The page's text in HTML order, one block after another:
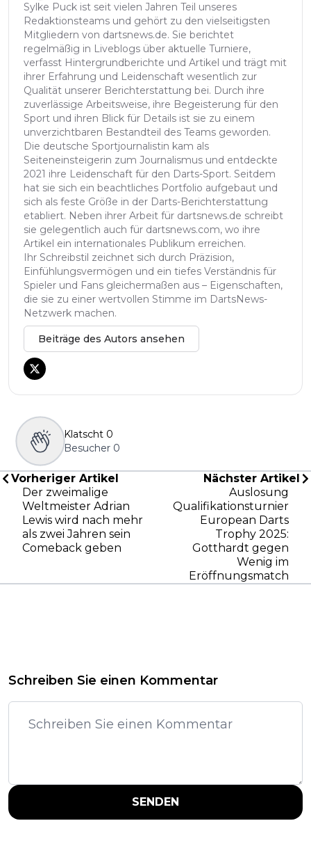
Sylke Puck ist seit vielen Jahren Teil unseres
Redaktionsteams und gehört zu den vielseitigsten
Mitgliedern von dartsnews.de. Sie berichtet
regelmäßig in Liveblogs über aktuelle Turniere,
verfasst Hintergrundberichte und Artikel und trägt mit
ihrer Erfahrung und Leidenschaft wesentlich zur
Qualität unserer Berichterstattung bei. Durch ihre
zuverlässige Arbeitsweise, ihre Begeisterung für den
Sport und ihren Blick für Details ist sie zu einem
unverzichtbaren Bestandteil des Teams geworden.
Die deutsche Sportjournalistin kam als
Seiteneinsteigerin zum Journalismus und entdeckte
2021 ihre Leidenschaft für den Darts-Sport. Seitdem
hat sie sich ein beachtliches Portfolio aufgebaut und
sich als feste Größe in der Darts-Berichterstattung
etabliert. Neben ihrer Arbeit für dartsnews.de schreibt
sie gelegentlich auch für dartsnews.com, wo ihre
Artikel ein internationales Publikum erreichen.
Ihr Schreibstil zeichnet sich durch Präzision,
Einfühlungsvermögen und ein tiefes Verständnis für
Spieler und Fans gleichermaßen aus – Eigenschaften,
die sie zu einer wertvollen Stimme im DartsNews-
Netzwerk machen.
Beiträge des Autors ansehen
Klatscht 0
Besucher 0
Vorheriger Artikel
Der zweimalige
Weltmeister Adrian
Lewis wird nach mehr
als zwei Jahren sein
Comeback geben
Nächster Artikel
Auslosung
Qualifikationsturnier
European Darts
Trophy 2025:
Gotthardt gegen
Wenig im
Eröffnungsmatch
Schreiben Sie einen Kommentar
SENDEN